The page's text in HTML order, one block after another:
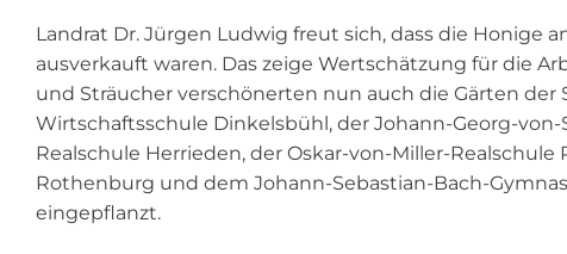
Landrat Dr. Jürgen Ludwig freut sich, dass die Honige
ausverkauft waren. Das zeige Wertschätzung für die
und Sträucher verschönerten nun auch die Gärten der
Wirtschaftsschule Dinkelsbühl, der Johann-Georg-
Realschule Herrieden, der Oskar-von-Miller-
Rothenburg und dem Johann-Sebastian-Bach-
eingepflanzt.